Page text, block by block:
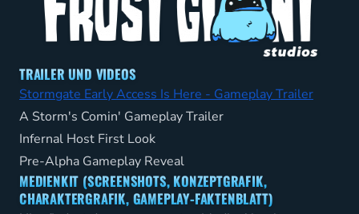
TRAILER UND VIDEOS
Stormgate Early Access Is Here - Gameplay Trailer
A Storm's Comin' Gameplay Trailer
Infernal Host First Look
Pre-Alpha Gameplay Reveal
MEDIENKIT (SCREENSHOTS, KONZEPTGRAFIK,
CHARAKTERGRAFIK, GAMEPLAY-FAKTENBLATT)